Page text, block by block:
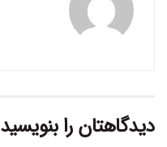
دیدگاهتان را بنویسید